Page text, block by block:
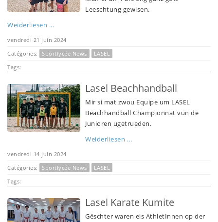
Leeschtung gewisen.
Weiderliesen ...
vendredi 21 juin 2024
Catégories:
Sportlycée News
LASEL
Tags:
Lasel Beachhandball
Mir si mat zwou Equipe um LASEL
Beachhandball Championnat vun de
Junioren ugetrueden.
Weiderliesen ...
vendredi 14 juin 2024
Catégories:
Sportlycée News
LASEL
Tags:
Lasel Karate Kumite
Gëschter waren eis AthletInnen op der